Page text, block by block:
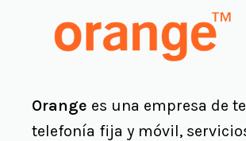
Orange es una empresa de
telefonía fija y móvil,